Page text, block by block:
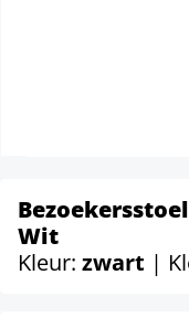
Wit
Kleur: zwart |